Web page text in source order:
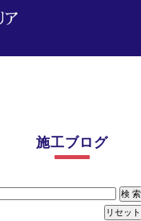
施工ブログ